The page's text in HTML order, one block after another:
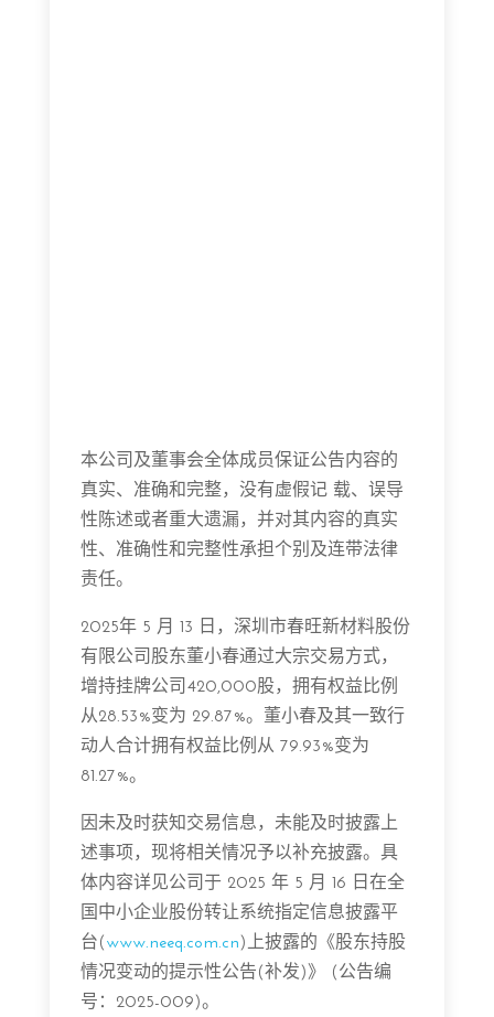
本公司及董事会全体成员保证公告内容的
真实、准确和完整，没有虚假记 载、误导
性陈述或者重大遗漏，并对其内容的真实
性、准确性和完整性承担个别及连带法律
责任。
2025年 5 月 13 日，深圳市春旺新材料股份
有限公司股东董小春通过大宗交易方式，
增持挂牌公司420,000股，拥有权益比例
从28.53%变为 29.87%。董小春及其一致行
动人合计拥有权益比例从 79.93%变为
81.27%。
因未及时获知交易信息，未能及时披露上
述事项，现将相关情况予以补充披露。具
体内容详见公司于 2025 年 5 月 16 日在全
国中小企业股份转让系统指定信息披露平
台(www.neeq.com.cn)上披露的《股东持股
情况变动的提示性公告(补发)》 (公告编
号：2025-009)。